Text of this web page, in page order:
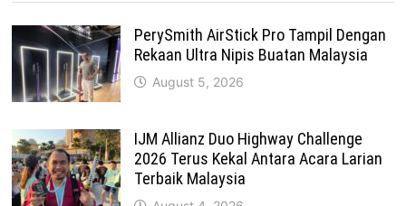
PerySmith AirStick Pro Tampil Dengan
Rekaan Ultra Nipis Buatan Malaysia
August 5, 2026
IJM Allianz Duo Highway Challenge
2026 Terus Kekal Antara Acara Larian
Terbaik Malaysia